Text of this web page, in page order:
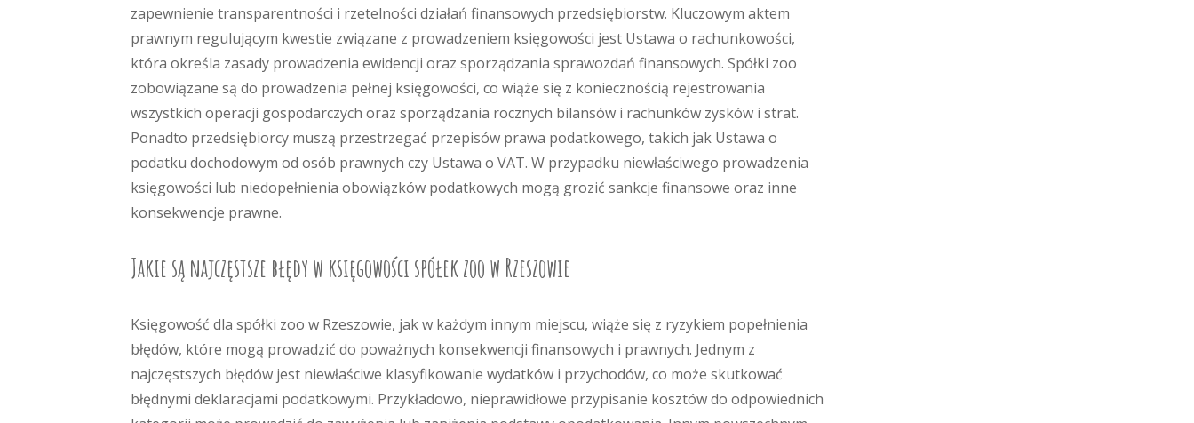
zapewnienie transparentności i rzetelności działań finansowych przedsiębiorstw. Kluczowym aktem
prawnym regulującym kwestie związane z prowadzeniem księgowości jest Ustawa o rachunkowości,
która określa zasady prowadzenia ewidencji oraz sporządzania sprawozdań finansowych. Spółki zoo
zobowiązane są do prowadzenia pełnej księgowości, co wiąże się z koniecznością rejestrowania
wszystkich operacji gospodarczych oraz sporządzania rocznych bilansów i rachunków zysków i strat.
Ponadto przedsiębiorcy muszą przestrzegać przepisów prawa podatkowego, takich jak Ustawa o
podatku dochodowym od osób prawnych czy Ustawa o VAT. W przypadku niewłaściwego prowadzenia
księgowości lub niedopełnienia obowiązków podatkowych mogą grozić sankcje finansowe oraz inne
konsekwencje prawne.
Jakie są najczęstsze błędy w księgowości spółek zoo w Rzeszowie
Księgowość dla spółki zoo w Rzeszowie, jak w każdym innym miejscu, wiąże się z ryzykiem popełnienia
błędów, które mogą prowadzić do poważnych konsekwencji finansowych i prawnych. Jednym z
najczęstszych błędów jest niewłaściwe klasyfikowanie wydatków i przychodów, co może skutkować
błędnymi deklaracjami podatkowymi. Przykładowo, nieprawidłowe przypisanie kosztów do odpowiednich